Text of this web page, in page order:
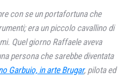
con se un portafortuna che
era un piccolo cavallino di
Quel giorno Raffaele aveva
persona che sarebbe diventata
Garbuio, in arte Brugar, pilota ed